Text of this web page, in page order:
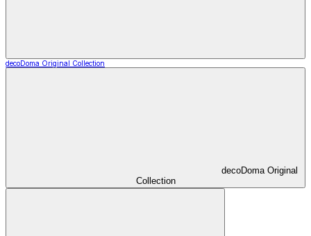
decoDoma Original Collection
decoDoma Original
Collection